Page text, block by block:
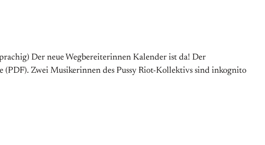
Der neue Wegbereiterinnen Kalender ist da! Der
(PDF). Zwei Musikerinnen des Pussy Riot-Kollektivs sind inkognito